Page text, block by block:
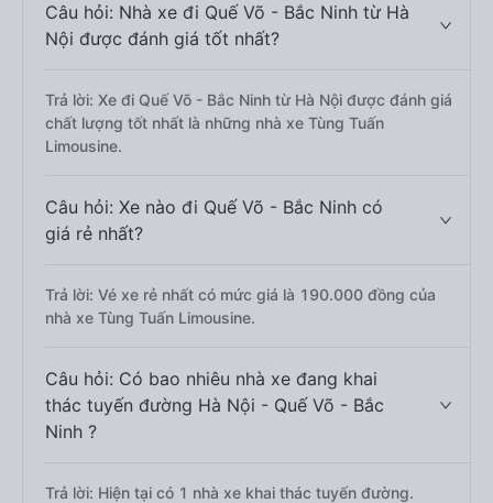
Câu hỏi: Nhà xe đi Quế Võ - Bắc Ninh từ Hà
Nội được đánh giá tốt nhất?
Trả lời: Xe đi Quế Võ - Bắc Ninh từ Hà Nội được đánh giá
chất lượng tốt nhất là những nhà xe Tùng Tuấn
Limousine.
Câu hỏi: Xe nào đi Quế Võ - Bắc Ninh có
giá rẻ nhất?
Trả lời: Vé xe rẻ nhất có mức giá là 190.000 đồng của
nhà xe Tùng Tuấn Limousine.
Câu hỏi: Có bao nhiêu nhà xe đang khai
thác tuyến đường Hà Nội - Quế Võ - Bắc
Ninh ?
Trả lời: Hiện tại có 1 nhà xe khai thác tuyến đường.